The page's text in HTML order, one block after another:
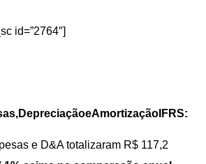
id=”2764″]
e D&A totalizaram R$ 117,2